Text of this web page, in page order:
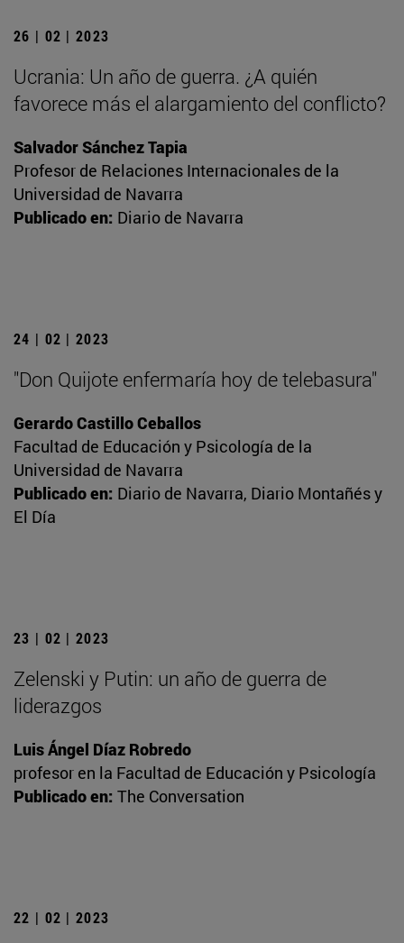
26 | 02 | 2023
Ucrania: Un año de guerra. ¿A quién
favorece más el alargamiento del conflicto?
Salvador Sánchez Tapia
Profesor de Relaciones Internacionales de la
Universidad de Navarra
Publicado en: Diario de Navarra
24 | 02 | 2023
"Don Quijote enfermaría hoy de telebasura"
Gerardo Castillo Ceballos
Facultad de Educación y Psicología de la
Universidad de Navarra
Publicado en: Diario de Navarra, Diario Montañés y
El Día
23 | 02 | 2023
Zelenski y Putin: un año de guerra de
liderazgos
Luis Ángel Díaz Robredo
profesor en la Facultad de Educación y Psicología
Publicado en: The Conversation
22 | 02 | 2023